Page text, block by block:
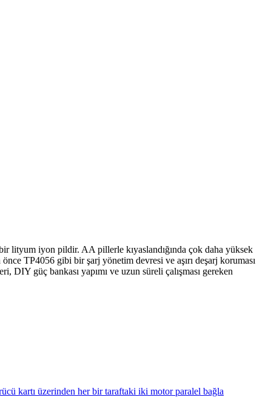
lityum iyon pildir. AA pillerle kıyaslandığında çok daha yüksek
TP4056 gibi bir şarj yönetim devresi ve aşırı deşarj koruması
DIY güç bankası yapımı ve uzun süreli çalışması gereken
kartı üzerinden her bir taraftaki iki motor paralel bağla